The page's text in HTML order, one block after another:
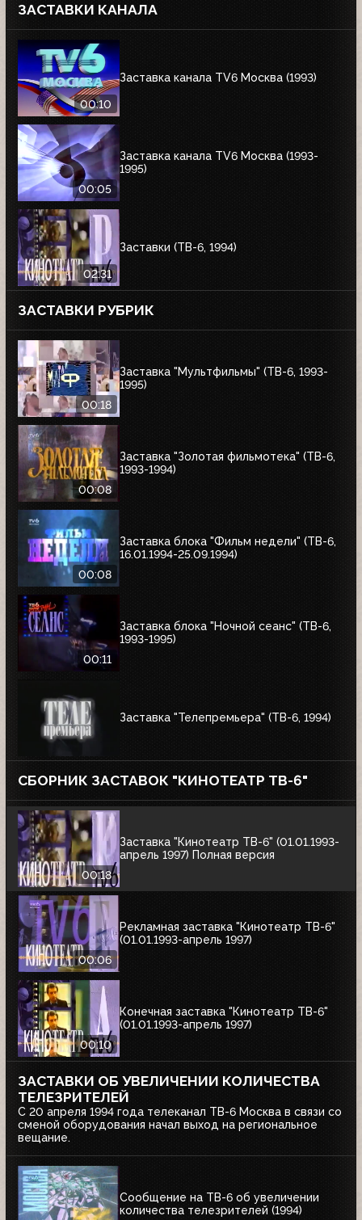
ЗАСТАВКИ КАНАЛА
00:10
Заставка канала TV6 Москва (1993)
00:05
Заставка канала TV6 Москва (1993-
1995)
02:31
Заставки (ТВ-6, 1994)
ЗАСТАВКИ РУБРИК
00:18
Заставка "Мультфильмы" (ТВ-6, 1993-
1995)
00:08
Заставка "Золотая фильмотека" (ТВ-6,
1993-1994)
00:08
Заставка блока "Фильм недели" (ТВ-6,
16.01.1994-25.09.1994)
00:11
Заставка блока "Ночной сеанс" (ТВ-6,
1993-1995)
Заставка "Телепремьера" (ТВ-6, 1994)
СБОРНИК ЗАСТАВОК "КИНОТЕАТР ТВ-6"
00:18
Заставка "Кинотеатр ТВ-6" (01.01.1993-
апрель 1997) Полная версия
00:06
Рекламная заставка "Кинотеатр ТВ-6"
(01.01.1993-апрель 1997)
00:10
Конечная заставка "Кинотеатр ТВ-6"
(01.01.1993-апрель 1997)
ЗАСТАВКИ ОБ УВЕЛИЧЕНИИ КОЛИЧЕСТВА
ТЕЛЕЗРИТЕЛЕЙ
С 20 апреля 1994 года телеканал ТВ-6 Москва в связи со
сменой оборудования начал выход на региональное
вещание.
Сообщение на ТВ-6 об увеличении
количества телезрителей (1994)